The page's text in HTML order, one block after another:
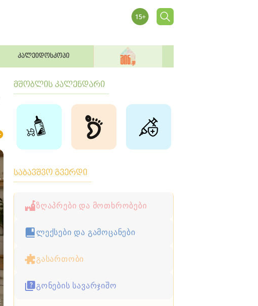
კალეიდოსკოპი
მშობლის კალენდარი
საბავშვო გვერდი
ზღაპრები და მოთხრობები
ლექსები და გამოცანები
გასართობი
გონების სავარჯიშო